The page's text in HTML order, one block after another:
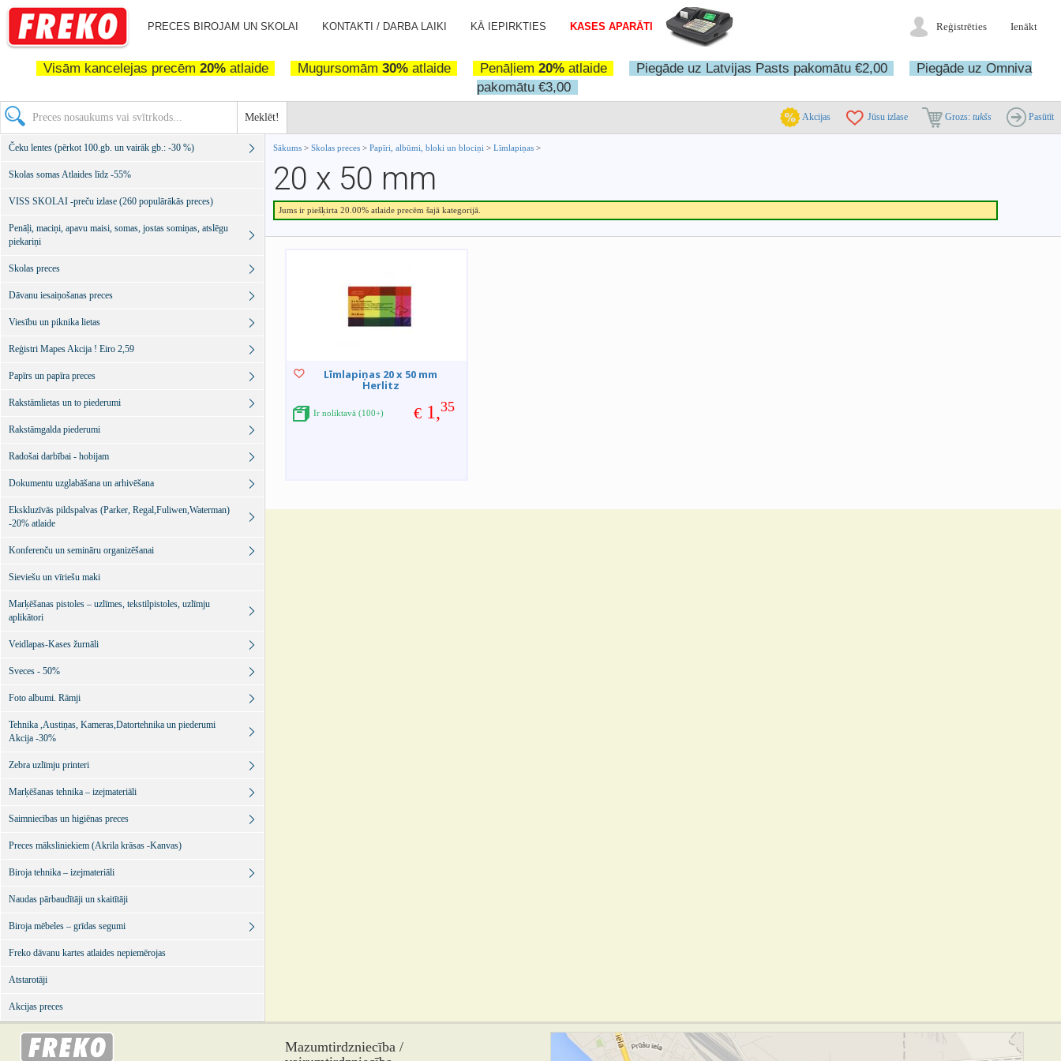
PRECES BIROJAM UN SKOLAI KONTAKTI / DARBA LAIKI KĀ IEPIRKTIES KASES APARĀTI Reģistrēties Ienākt
Visām kancelejas precēm 20%atlaide Mugursomām 30%atlaide Penāļiem 20%atlaide Piegāde uz Latvijas Pasts pakomātu €2,00
Piegāde uz Omniva
pakomātu €3,00
Meklēt! Akcijas Jūsu izlase Grozs: tukšs Pasūtīt
Sākums > Skolas preces > Papīri, albūmi, bloki un blociņi > Līmlapiņas >
20 x 50 mm
Jums ir piešķirta 20.00% atlaide precēm šajā kategorijā.
Līmlapiņas 20 x 50 mm
Herlitz
€ 1,35
Ir noliktavā (100+)
Čeku lentes (pērkot 100.gb. un vairāk gb.: -30 %)
Skolas somas Atlaides līdz -55%
VISS SKOLAI -preču izlase (260 populārākās preces)
Penāļi, maciņi, apavu maisi, somas, jostas somiņas, atslēgu
piekariņi
Skolas preces
Dāvanu iesaiņošanas preces
Viesību un piknika lietas
Reģistri Mapes Akcija ! Eiro 2,59
Papīrs un papīra preces
Rakstāmlietas un to piederumi
Rakstāmgalda piederumi
Radošai darbībai - hobijam
Dokumentu uzglabāšana un arhivēšana
Ekskluzīvās pildspalvas (Parker, Regal,Fuliwen,Waterman)
-20% atlaide
Konferenču un semināru organizēšanai
Sieviešu un vīriešu maki
Marķēšanas pistoles – uzlīmes, tekstilpistoles, uzlīmju
aplikātori
Veidlapas-Kases žurnāli
Sveces - 50%
Foto albumi. Rāmji
Tehnika ,Austiņas, Kameras,Datortehnika un piederumi
Akcija -30%
Zebra uzlīmju printeri
Marķēšanas tehnika – izejmateriāli
Saimniecības un higiēnas preces
Preces māksliniekiem (Akrila krāsas -Kanvas)
Biroja tehnika – izejmateriāli
Naudas pārbaudītāji un skaitītāji
Biroja mēbeles – grīdas segumi
Freko dāvanu kartes atlaides nepiemērojas
Atstarotāji
Akcijas preces
Mazumtirdzniecība /